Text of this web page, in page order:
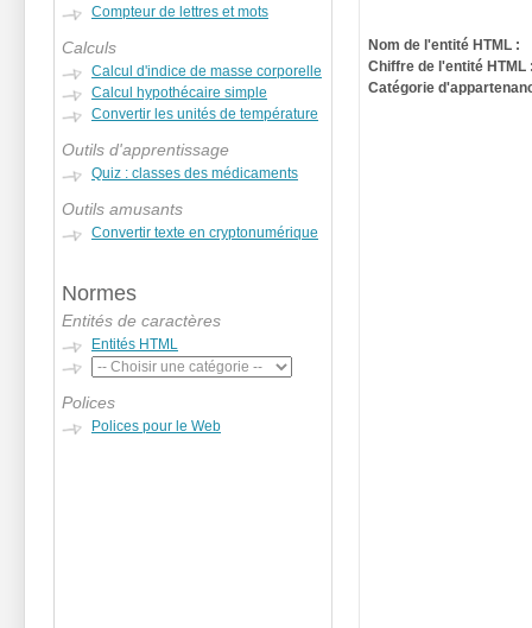
Compteur de lettres et mots
Calculs
Calcul d'indice de masse corporelle
Calcul hypothécaire simple
Convertir les unités de température
Outils d'apprentissage
Quiz : classes des médicaments
Outils amusants
Convertir texte en cryptonumérique
Normes
Entités de caractères
Entités HTML
Polices
Polices pour le Web
Nom de l'entité HTML :
Chiffre de l'entité HTML
Catégorie